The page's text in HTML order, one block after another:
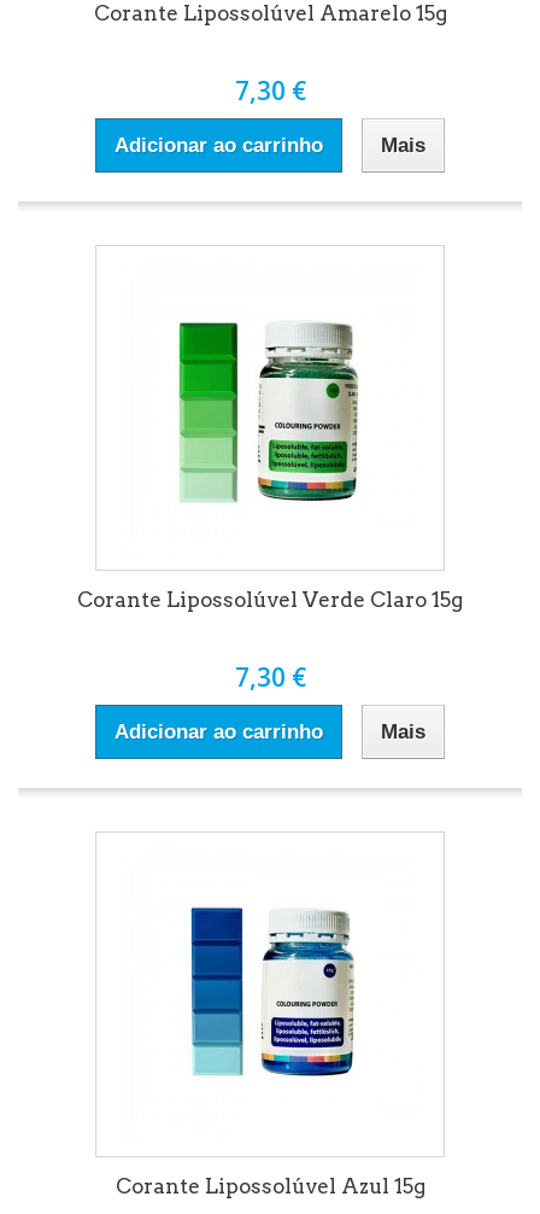
Corante Lipossolúvel Amarelo 15g
7,30 €
Adicionar ao carrinho Mais
Corante Lipossolúvel Verde Claro 15g
7,30 €
Adicionar ao carrinho Mais
Corante Lipossolúvel Azul 15g